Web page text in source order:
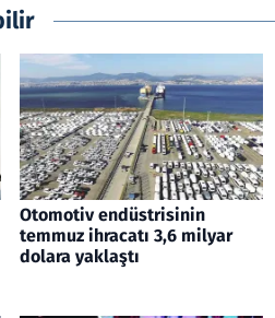
Otomotiv endüstrisinin
temmuz ihracatı 3,6 milyar
dolara yaklaştı